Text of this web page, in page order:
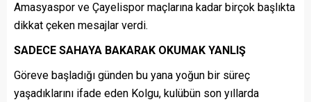
Amasyaspor ve Çayelispor maçlarına kadar birçok başlıkta
dikkat çeken mesajlar verdi.
SADECE SAHAYA BAKARAK OKUMAK YANLIŞ
Göreve başladığı günden bu yana yoğun bir süreç
yaşadıklarını ifade eden Kolgu, kulübün son yıllarda